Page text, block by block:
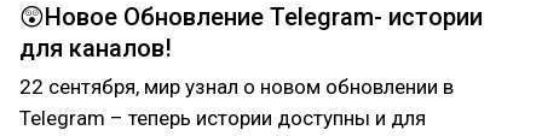
😲Новое Обновление Telegram- истории
для каналов!
22 сентября, мир узнал о новом обновлении в
Telegram – теперь истории доступны и для